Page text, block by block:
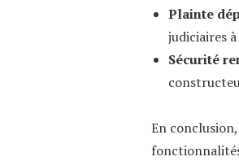
Plainte
judiciaires
Sécurité
En